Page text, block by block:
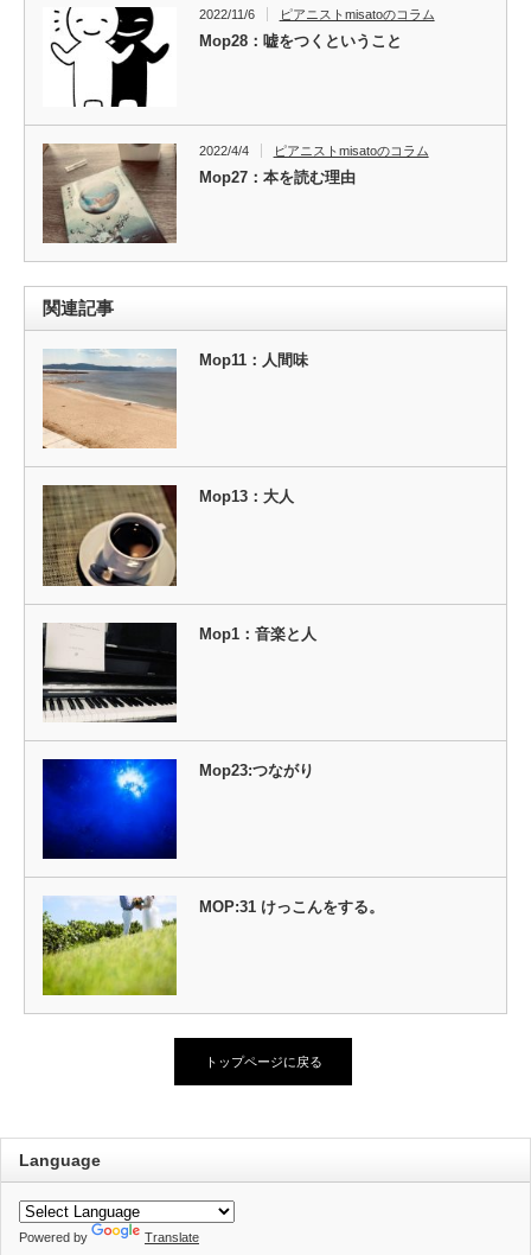
2022/11/6 ピアニストmisatoのコラム
Mop28：嘘をつくということ
2022/4/4 ピアニストmisatoのコラム
Mop27：本を読む理由
関連記事
Mop11：人間味
Mop13：大人
Mop1：音楽と人
Mop23:つながり
MOP:31 けっこんをする。
トップページに戻る
Language
Powered by Translate